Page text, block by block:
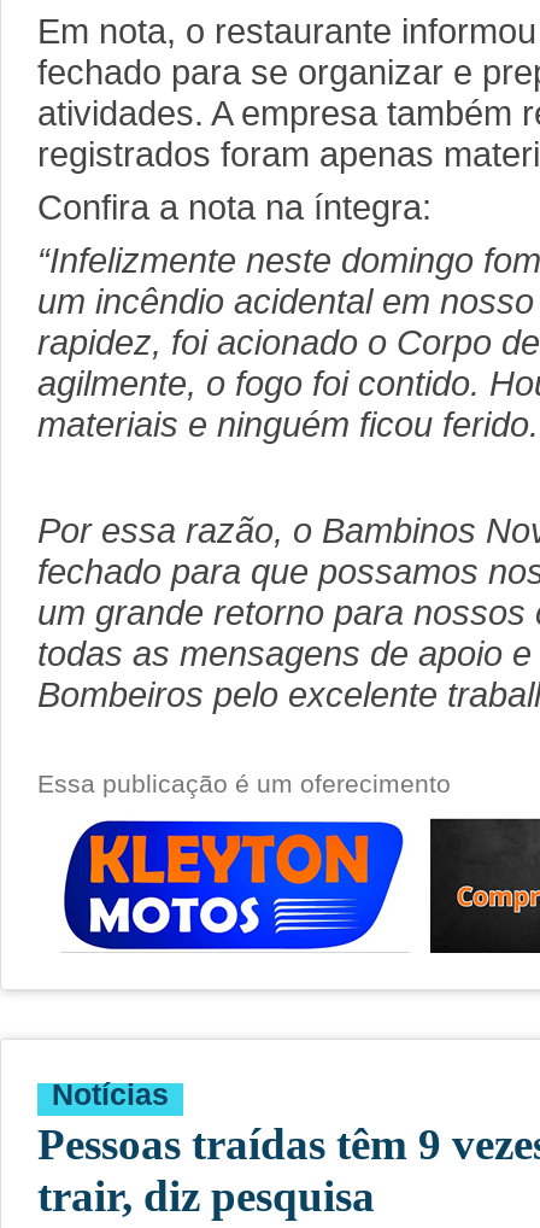
Em nota, o restaurante
fechado para se organizar e
atividades. A empresa também
registrados foram apenas
Confira a nota na íntegra:
“Infelizmente neste domingo
um incêndio acidental em
rapidez, foi acionado o Corpo
agilmente, o fogo foi contido.
materiais e ninguém ficou ferido.
Por essa razão, o Bambinos
fechado para que possamos
um grande retorno para
todas as mensagens de apoio
Bombeiros pelo excelente
Essa publicação é um oferecimento
Notícias
Pessoas traídas têm 9
trair, diz pesquisa